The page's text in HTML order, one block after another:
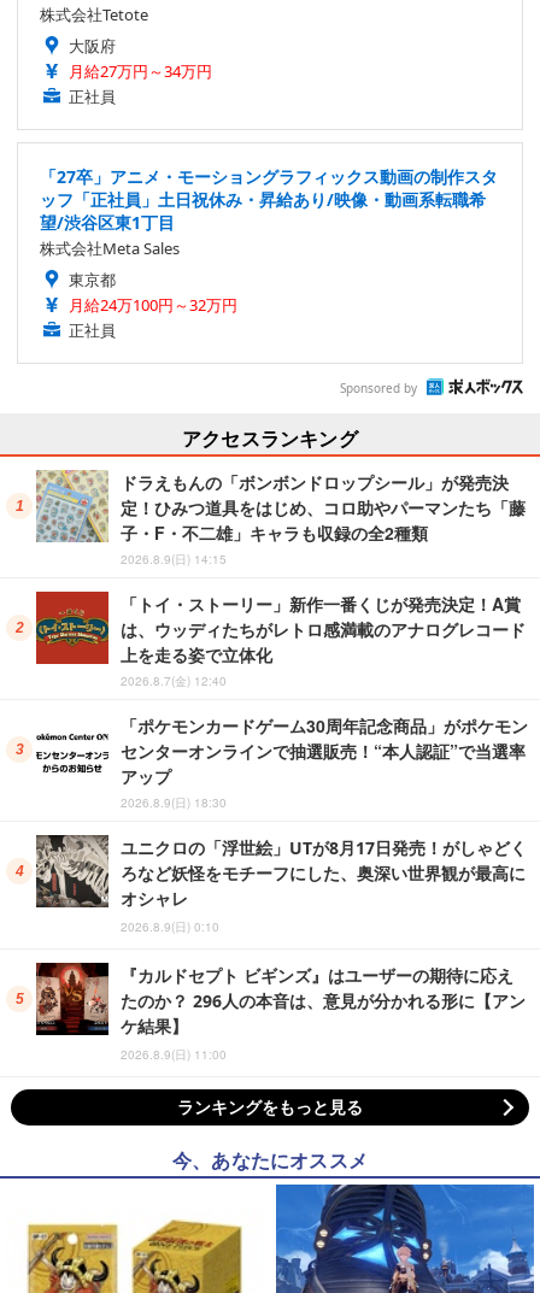
株式会社Tetote
大阪府
月給27万円～34万円
正社員
「27卒」アニメ・モーショングラフィックス動画の制作スタ
ッフ「正社員」土日祝休み・昇給あり/映像・動画系転職希
望/渋谷区東1丁目
株式会社Meta Sales
東京都
月給24万100円～32万円
正社員
Sponsored by
アクセスランキング
ドラえもんの「ボンボンドロップシール」が発売決
定！ひみつ道具をはじめ、コロ助やパーマンたち「藤
子・F・不二雄」キャラも収録の全2種類
2026.8.9(日) 14:15
「トイ・ストーリー」新作一番くじが発売決定！A賞
は、ウッディたちがレトロ感満載のアナログレコード
上を走る姿で立体化
2026.8.7(金) 12:40
「ポケモンカードゲーム30周年記念商品」がポケモン
センターオンラインで抽選販売！“本人認証”で当選率
アップ
2026.8.9(日) 18:30
ユニクロの「浮世絵」UTが8月17日発売！がしゃどく
ろなど妖怪をモチーフにした、奥深い世界観が最高に
オシャレ
2026.8.9(日) 0:10
『カルドセプト ビギンズ』はユーザーの期待に応え
たのか？ 296人の本音は、意見が分かれる形に【アン
ケ結果】
2026.8.9(日) 11:00
ランキングをもっと見る
今、あなたにオススメ